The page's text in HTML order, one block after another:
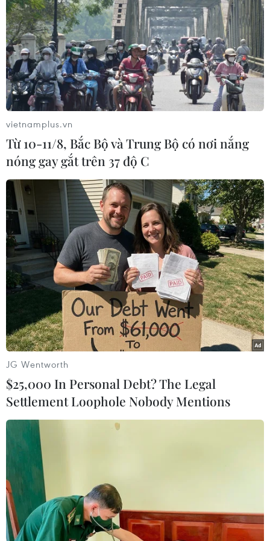
trong những năm gần đây.
Đảng Saenuri Hàn Quốc: Vẫn triển khai
THAAD dưới thời ông Trump
09/11/2016 10:23
Theo Chủ tịch Đảng Saenuri cầm quyền của Hàn Quốc
ngày 9/11, việc triển khai THAADcủa Mỹ ở nước này
vẫn sẽ được tiến hành dưới thời chính quyền Donald
Trump như đã được lên kế hoạch.
vietnamplus.vn
Từ 10-11/8, Bắc Bộ và Trung Bộ có nơi nắng
nóng gay gắt trên 37 độ C
JG Wentworth
$25,000 In Personal Debt? The Legal
Settlement Loophole Nobody Mentions